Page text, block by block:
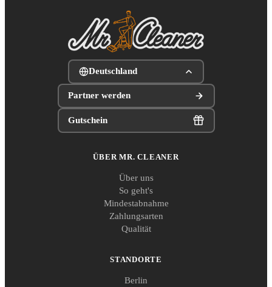
Deutschland
Partner werden
Gutschein
ÜBER MR. CLEANER
Über uns
So geht's
Mindestabnahme
Zahlungsarten
Qualität
STANDORTE
Berlin